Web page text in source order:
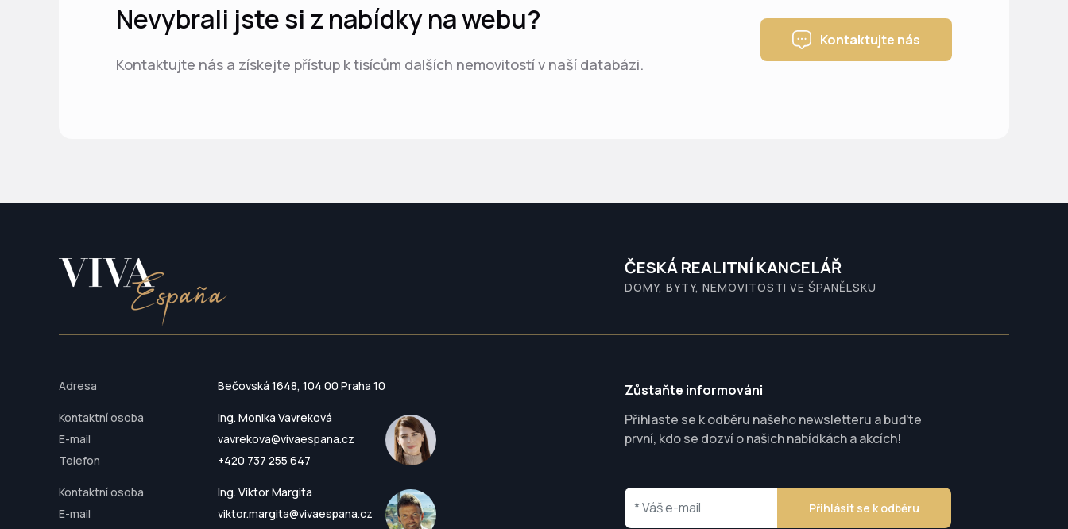
Nevybrali jste si z nabídky na webu?
Kontaktujte nás a získejte přístup k tisícům dalších nemovitostí v naší databázi.
Kontaktujte nás
ČESKÁ REALITNÍ KANCELÁŘ
DOMY, BYTY, NEMOVITOSTI VE ŠPANĚLSKU
Adresa Bečovská 1648, 104 00 Praha 10
Kontaktní osoba
Ing. Monika Vavreková
E-mail
vavrekova@vivaespana.cz
Telefon
+420 737 255 647
Kontaktní osoba
Ing. Viktor Margita
E-mail
viktor.margita@vivaespana.cz
Zůstaňte informováni
Přihlaste se k odběru našeho newsletteru a buďte
první, kdo se dozví o našich nabídkách a akcích!
Přihlásit se k odběru